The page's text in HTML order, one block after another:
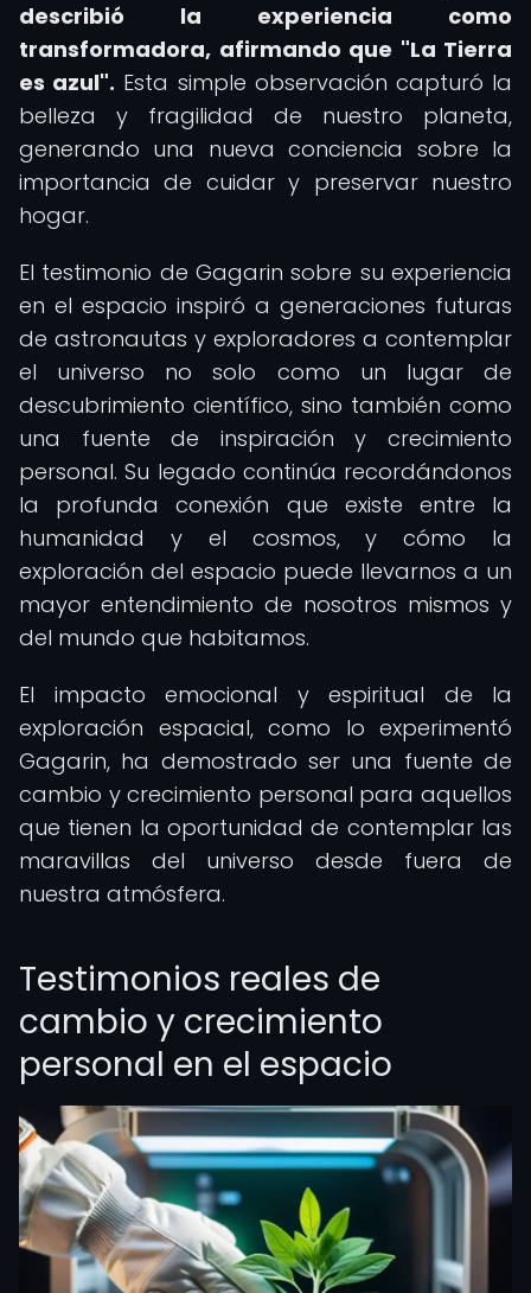
describió la experiencia como
transformadora, afirmando que "La Tierra
es azul". Esta simple observación capturó la
belleza y fragilidad de nuestro planeta,
generando una nueva conciencia sobre la
importancia de cuidar y preservar nuestro
hogar.
El testimonio de Gagarin sobre su experiencia
en el espacio inspiró a generaciones futuras
de astronautas y exploradores a contemplar
el universo no solo como un lugar de
descubrimiento científico, sino también como
una fuente de inspiración y crecimiento
personal. Su legado continúa recordándonos
la profunda conexión que existe entre la
humanidad y el cosmos, y cómo la
exploración del espacio puede llevarnos a un
mayor entendimiento de nosotros mismos y
del mundo que habitamos.
El impacto emocional y espiritual de la
exploración espacial, como lo experimentó
Gagarin, ha demostrado ser una fuente de
cambio y crecimiento personal para aquellos
que tienen la oportunidad de contemplar las
maravillas del universo desde fuera de
nuestra atmósfera.
Testimonios reales de
cambio y crecimiento
personal en el espacio